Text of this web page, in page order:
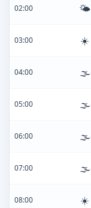
02:00 🌤️
03:00 ☀️
04:00 🌫️
05:00 🌫️
06:00 🌫️
07:00 🌫️
08:00 ☀️